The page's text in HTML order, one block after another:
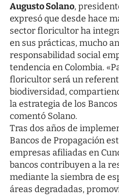
Augusto Solano,
expresó que desde hace
sector floricultor ha
en sus prácticas, mucho
responsabilidad social
tendencia en Colombia.
floricultor será un
biodiversidad,
la estrategia de los
comentó Solano.
Tras dos años de
Bancos de Propagación
empresas afiliadas en
bancos contribuyen a la
mediante la siembra de
áreas degradadas,